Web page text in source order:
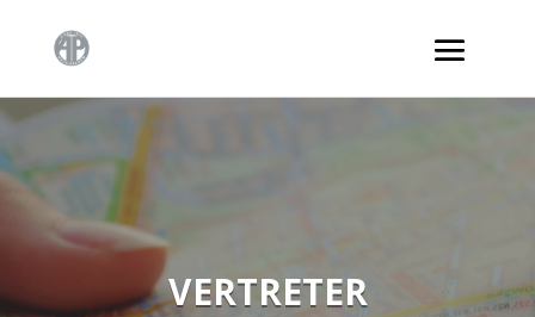
VERTRETER